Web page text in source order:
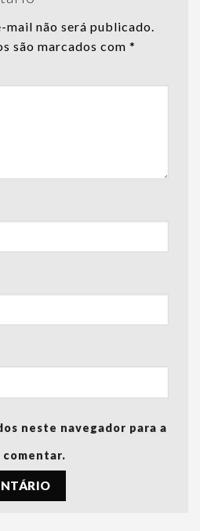
mail não será publicado.
são marcados com *
neste navegador para a
comentar.